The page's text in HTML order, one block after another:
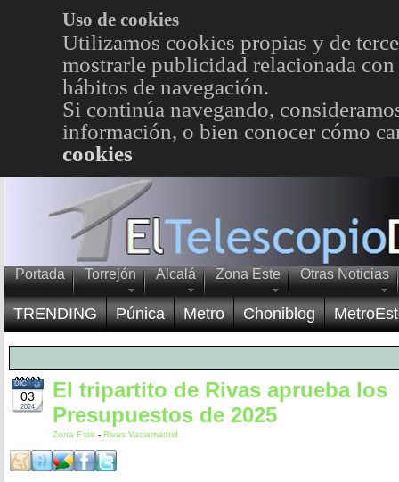
Uso de cookies
Utilizamos cookies propias y de
mostrarle publicidad relacionada
hábitos de navegación.
Si continúa navegando,
información, o bien conocer cómo
cookies
Portada Torrejón Alcalá Zona Este Otras Noticias
TRENDING Púnica Metro Choniblog
03
DIC
2024
El tripartito de Rivas aprueba los
Presupuestos de 2025
Zona Este - Rivas Vaciamadrid